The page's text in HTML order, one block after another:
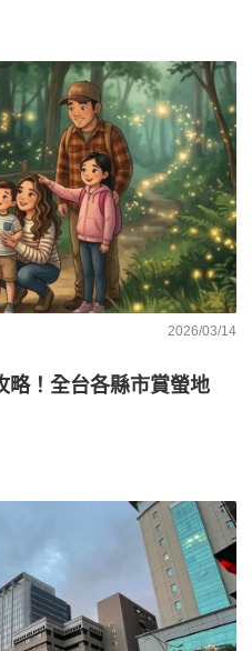
2026/03/14
略！全台各縣市賞螢地